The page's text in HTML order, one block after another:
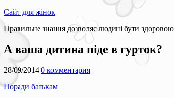
Сайт для жінок
Правильне знання дозволяє людині бути здоровою
А ваша дитина піде в гурток?
28/09/2014 0 комментария
Поради батькам